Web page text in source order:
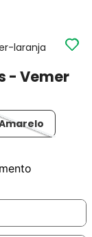
laranja
- Vemer